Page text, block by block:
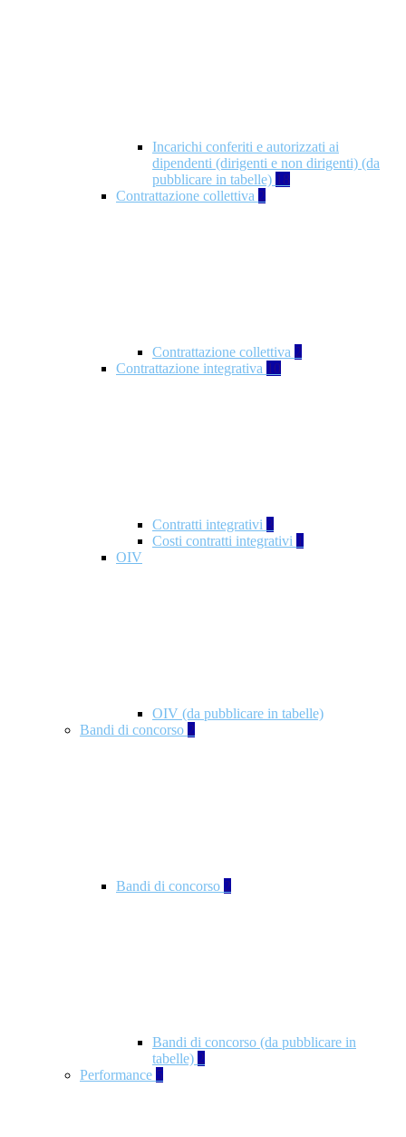
Incarichi conferiti e autorizzati ai
dipendenti (dirigenti e non dirigenti) (da
pubblicare in tabelle) 18
Contrattazione collettiva 2
Contrattazione collettiva 2
Contrattazione integrativa 10
Contratti integrativi 3
Costi contratti integrativi 1
OIV
OIV (da pubblicare in tabelle)
Bandi di concorso 2
Bandi di concorso 2
Bandi di concorso (da pubblicare in
tabelle) 2
Performance 5